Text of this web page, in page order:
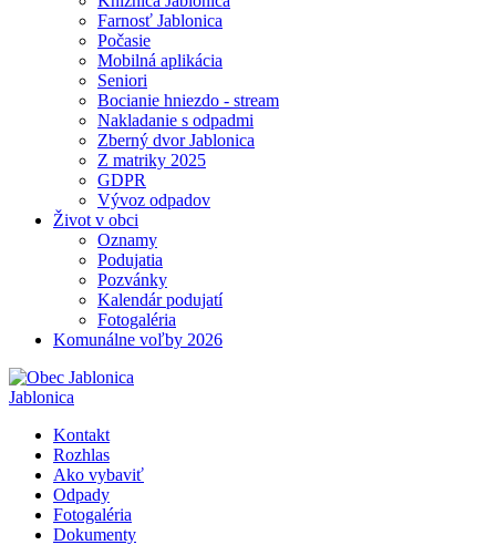
Farnosť Jablonica
Počasie
Mobilná aplikácia
Seniori
Bocianie hniezdo - stream
Nakladanie s odpadmi
Zberný dvor Jablonica
Z matriky 2025
GDPR
Vývoz odpadov
Život v obci
Oznamy
Podujatia
Pozvánky
Kalendár podujatí
Fotogaléria
Komunálne voľby 2026
Jablonica
Kontakt
Rozhlas
Ako vybaviť
Odpady
Fotogaléria
Dokumenty